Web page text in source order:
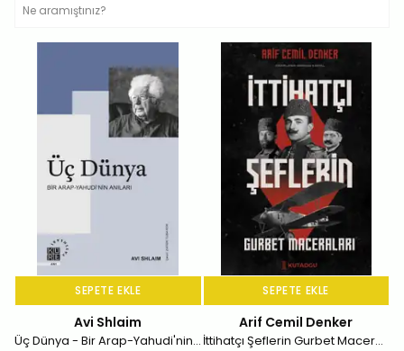
SEPETE EKLE
Avi Shlaim
Üç Dünya - Bir Arap-Yahudi'nin Anıları
SEPETE EKLE
Arif Cemil Denker
İttihatçı Şeflerin Gurbet Maceraları